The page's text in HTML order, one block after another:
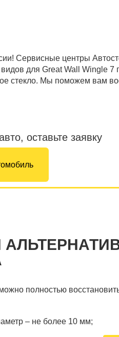
Сервисные центры
для Great Wall Wingle 7
стекло. Мы поможем вам
оставьте заявку
полностью
– не более 10 мм;